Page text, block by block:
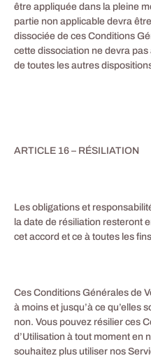
être appliquée dans la pleine
partie non applicable devra
dissociée de ces Conditions
cette dissociation ne devra
de toutes les autres
ARTICLE 16 – RÉSILIATION
Les obligations et
la date de résiliation resteront
cet accord et ce à toutes les
Ces Conditions Générales de
à moins et jusqu’à ce qu’elles
non. Vous pouvez résilier ces
d’Utilisation à tout moment en
souhaitez plus utiliser nos